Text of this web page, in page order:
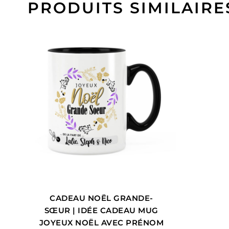
PRODUITS
CADEAU NOËL GRANDE-
SŒUR | IDÉE CADEAU MUG
JOYEUX NOËL AVEC PRÉNOM